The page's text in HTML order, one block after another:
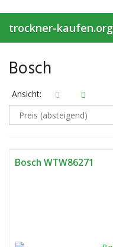
to
main
content
trockner-kaufen.org
Bosch
Ansicht:
Bosch WTW86271